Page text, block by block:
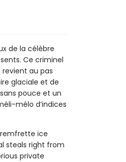
de la célèbre
Ce criminel
revient au pas
glaciale et de
pouce et un
mélo d’indices
ice
steals right from
private